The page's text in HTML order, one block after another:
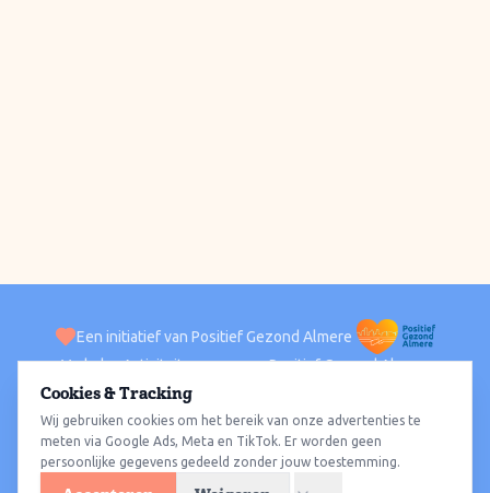
Een initiatief van Positief Gezond Almere
VerhalenActiviteiten Positief Gezond Almere
ACTIVITEITEN PER WIJK
Alle wijkenAlmere HavenAlmere StadAlmere BuitenAlmere Poort
Almere HoutAlmere OosterwoldWat te doen
Cookies & Tracking
Wij gebruiken cookies om het bereik van onze advertenties te
meten via Google Ads, Meta en TikTok. Er worden geen
persoonlijke gegevens gedeeld zonder jouw toestemming.